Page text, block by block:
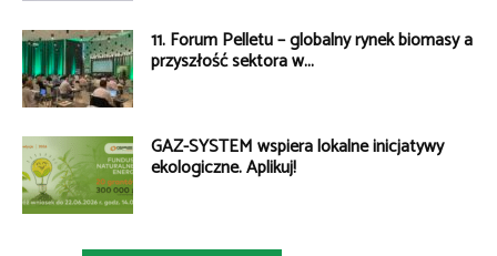
11. Forum Pelletu – globalny rynek biomasy a
przyszłość sektora w...
GAZ-SYSTEM wspiera lokalne inicjatywy
ekologiczne. Aplikuj!